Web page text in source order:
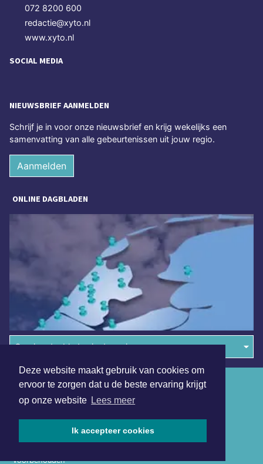
Deze website maakt gebruik van cookies om
ervoor te zorgen dat u de beste ervaring krijgt
op onze website Lees meer
Ik accepteer cookies
072 8200 600
redactie@xyto.nl
www.xyto.nl
SOCIAL MEDIA
NIEUWSBRIEF AANMELDEN
Schrijf je in voor onze nieuwsbrief en krijg wekelijks een
samenvatting van alle gebeurtenissen uit jouw regio.
Aanmelden
ONLINE DAGBLADEN
Overige dagbladen in de regio
voorbehouden
Algemene voorwaarden
Disclaimer